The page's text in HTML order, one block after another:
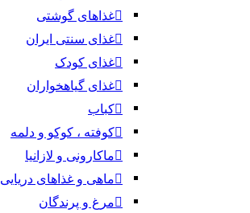
غذاهای گوشتی
غذای سنتی ایران
غذای کودک
غذای گیاهخواران
کباب
کوفته ، کوکو و دلمه
ماکارونی و لازانیا
ماهی و غذاهای دریایی
مرغ و پرندگان